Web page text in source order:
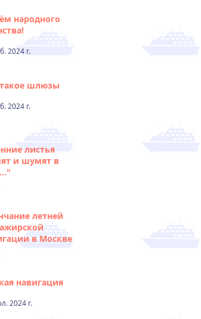
народного
2024 г.
шлюзы
2024 г.
листья
и шумят в
2024 г.
летней
в Москве
2024 г.
навигация
2024 г.